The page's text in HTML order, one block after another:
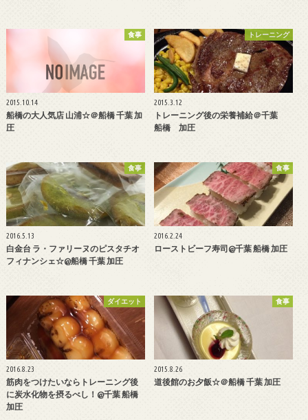
食事
2015.10.14
船橋の大人気店 山浦☆＠船橋 千葉 加
圧
トレーニング
2015.3.12
トレーニング後の栄養補給＠千葉
船橋 加圧
食事
2016.5.13
白金台 ラ・ファリーヌのピスタチオ
フィナンシェ☆@船橋 千葉 加圧
食事
2016.2.24
ローストビーフ寿司@千葉 船橋 加圧
ダイエット
2016.8.23
筋肉をつけたいならトレーニング後
に炭水化物を摂るべし！@千葉 船橋
加圧
食事
2015.8.26
道後館のお夕飯☆＠船橋 千葉 加圧